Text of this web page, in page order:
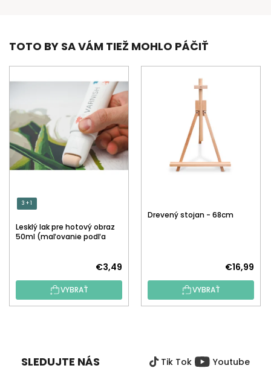
TOTO BY SA VÁM TIEŽ MOHLO PÁČIŤ
3 + 1
Lesklý lak pre hotový obraz
50ml (maľovanie podľa
€3,49
VYBRAŤ
Drevený stojan - 68cm
€16,99
VYBRAŤ
SLEDUJTE NÁS Tik Tok Youtube